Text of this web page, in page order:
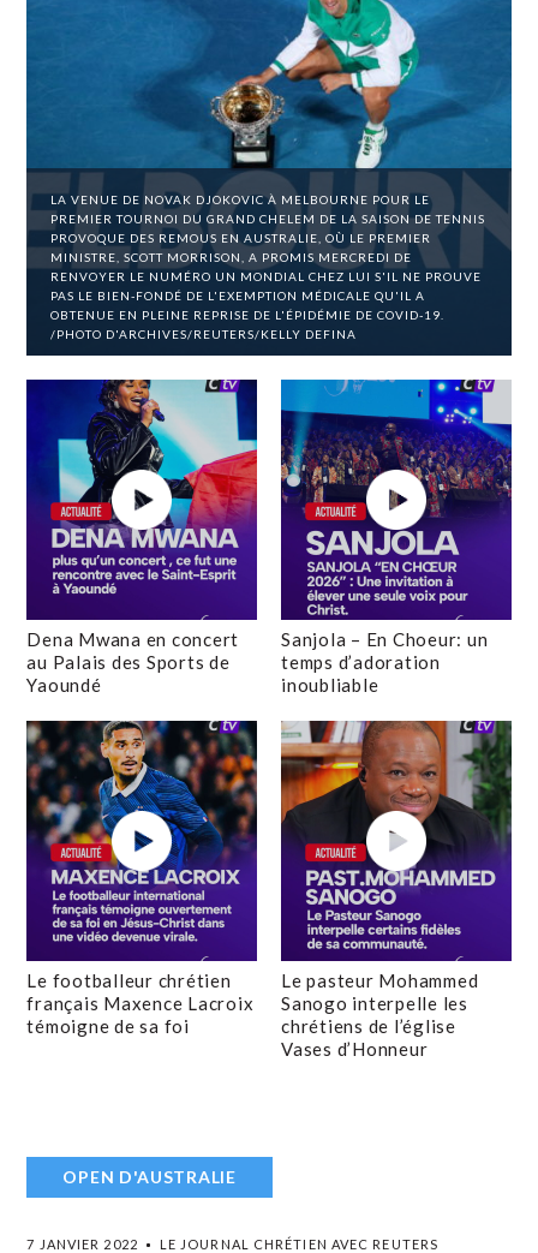
LA VENUE DE NOVAK DJOKOVIC À MELBOURNE POUR LE
PREMIER TOURNOI DU GRAND CHELEM DE LA SAISON DE TENNIS
PROVOQUE DES REMOUS EN AUSTRALIE, OÙ LE PREMIER
MINISTRE, SCOTT MORRISON, A PROMIS MERCREDI DE
RENVOYER LE NUMÉRO UN MONDIAL CHEZ LUI S'IL NE PROUVE
PAS LE BIEN-FONDÉ DE L'EXEMPTION MÉDICALE QU'IL A
OBTENUE EN PLEINE REPRISE DE L'ÉPIDÉMIE DE COVID-19.
/PHOTO D'ARCHIVES/REUTERS/KELLY DEFINA
Dena Mwana en concert
au Palais des Sports de
Yaoundé
Sanjola – En Choeur: un
temps d’adoration
inoubliable
Le footballeur chrétien
français Maxence Lacroix
témoigne de sa foi
Le pasteur Mohammed
Sanogo interpelle les
chrétiens de l’église
Vases d’Honneur
OPEN D'AUSTRALIE
7 JANVIER 2022 LE JOURNAL CHRÉTIEN AVEC REUTERS